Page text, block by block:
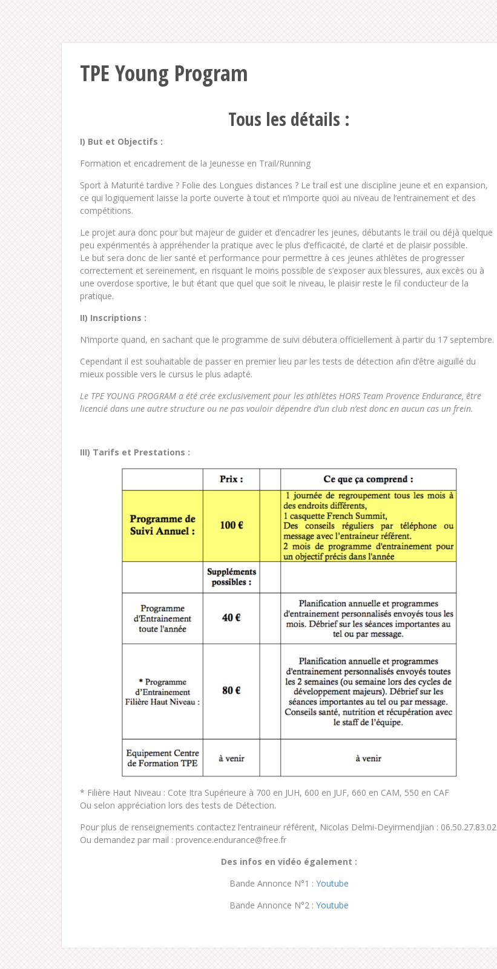
TPE Young Program
Tous les détails :
I) But et Objectifs :
Formation et encadrement de la Jeunesse en Trail/Running
Sport à Maturité tardive ? Folie des Longues distances ? Le trail est une discipline jeune et en expansion,
ce qui logiquement laisse la porte ouverte à tout et n’importe quoi au niveau de l’entrainement et des
compétitions.
Le projet aura donc pour but majeur de guider et d’encadrer les jeunes, débutants le trail ou déjà quelque
peu expérimentés à appréhender la pratique avec le plus d’efficacité, de clarté et de plaisir possible.
Le but sera donc de lier santé et performance pour permettre à ces jeunes athlètes de progresser
correctement et sereinement, en risquant le moins possible de s’exposer aux blessures, aux excès ou à
une overdose sportive, le but étant que quel que soit le niveau, le plaisir reste le fil conducteur de la
pratique.
II) Inscriptions :
N’importe quand, en sachant que le programme de suivi débutera officiellement à partir du 17 septembre.
Cependant il est souhaitable de passer en premier lieu par les tests de détection afin d’être aiguillé du
mieux possible vers le cursus le plus adapté.
Le TPE YOUNG PROGRAM a été crée exclusivement pour les athlètes HORS Team Provence Endurance, être
licencié dans une autre structure ou ne pas vouloir dépendre d’un club n’est donc en aucun cas un frein.
III) Tarifs et Prestations :
* Filière Haut Niveau : Cote Itra Supérieure à 700 en JUH, 600 en JUF, 660 en CAM, 550 en CAF
Ou selon appréciation lors des tests de Détection.
Pour plus de renseignements contactez l’entraineur référent, Nicolas Delmi-Deyirmendjian : 06.50.27.83.02
Ou demandez par mail : provence.endurance@free.fr
Des infos en vidéo également :
Bande Annonce N°1 : Youtube
Bande Annonce N°2 : Youtube